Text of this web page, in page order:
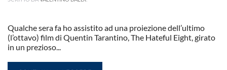
Qualche sera fa ho assistito ad una proiezione dell’ultimo
(l’ottavo) film di Quentin Tarantino, The Hateful Eight, girato
in un prezioso...